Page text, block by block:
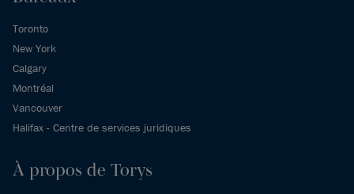
Toronto
New York
Calgary
Montréal
Vancouver
Halifax - Centre de services juridiques
À propos de Torys